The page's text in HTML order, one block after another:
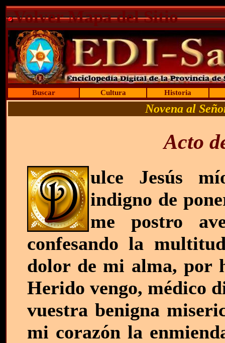
Volver Mapa del Sitio
Buscar Cultura Historia
Novena al
Acto
ulce Jesús
indigno de
me postro
confesando la
dolor de mi alma, por
Herido vengo, médico
vuestra benigna
mi corazón la